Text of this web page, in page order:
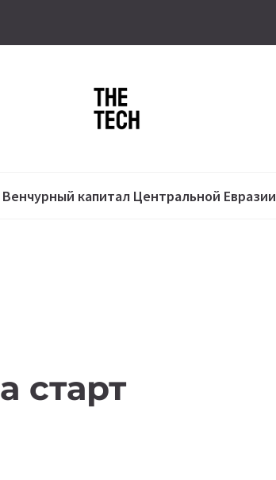
Венчурный капитал Центральной Евразии
старт